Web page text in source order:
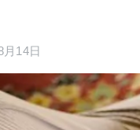
月14日